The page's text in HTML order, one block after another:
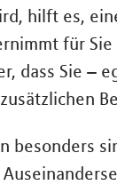
hilft es,
für
dass Sie –
besonders